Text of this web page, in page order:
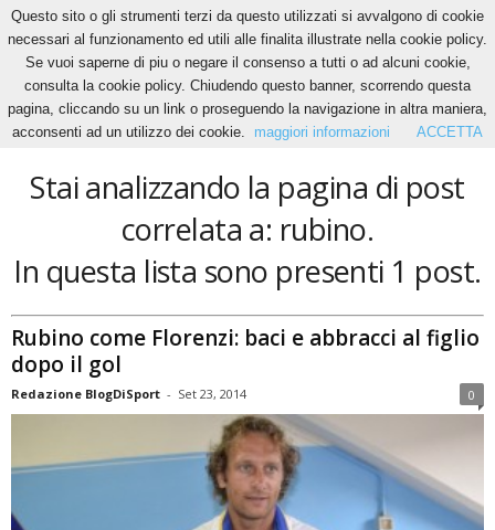
Home Tags Rubino
rubino
Stai analizzando la pagina di post
correlata a: rubino.
In questa lista sono presenti 1 post.
Rubino come Florenzi: baci e abbracci al figlio
dopo il gol
Redazione BlogDiSport - Set 23, 2014 0
Questo sito o gli strumenti terzi da questo utilizzati si avvalgono di cookie
necessari al funzionamento ed utili alle finalita illustrate nella cookie policy.
Se vuoi saperne di piu o negare il consenso a tutti o ad alcuni cookie,
consulta la cookie policy. Chiudendo questo banner, scorrendo questa
pagina, cliccando su un link o proseguendo la navigazione in altra maniera,
acconsenti ad un utilizzo dei cookie.
maggiori informazioni ACCETTA